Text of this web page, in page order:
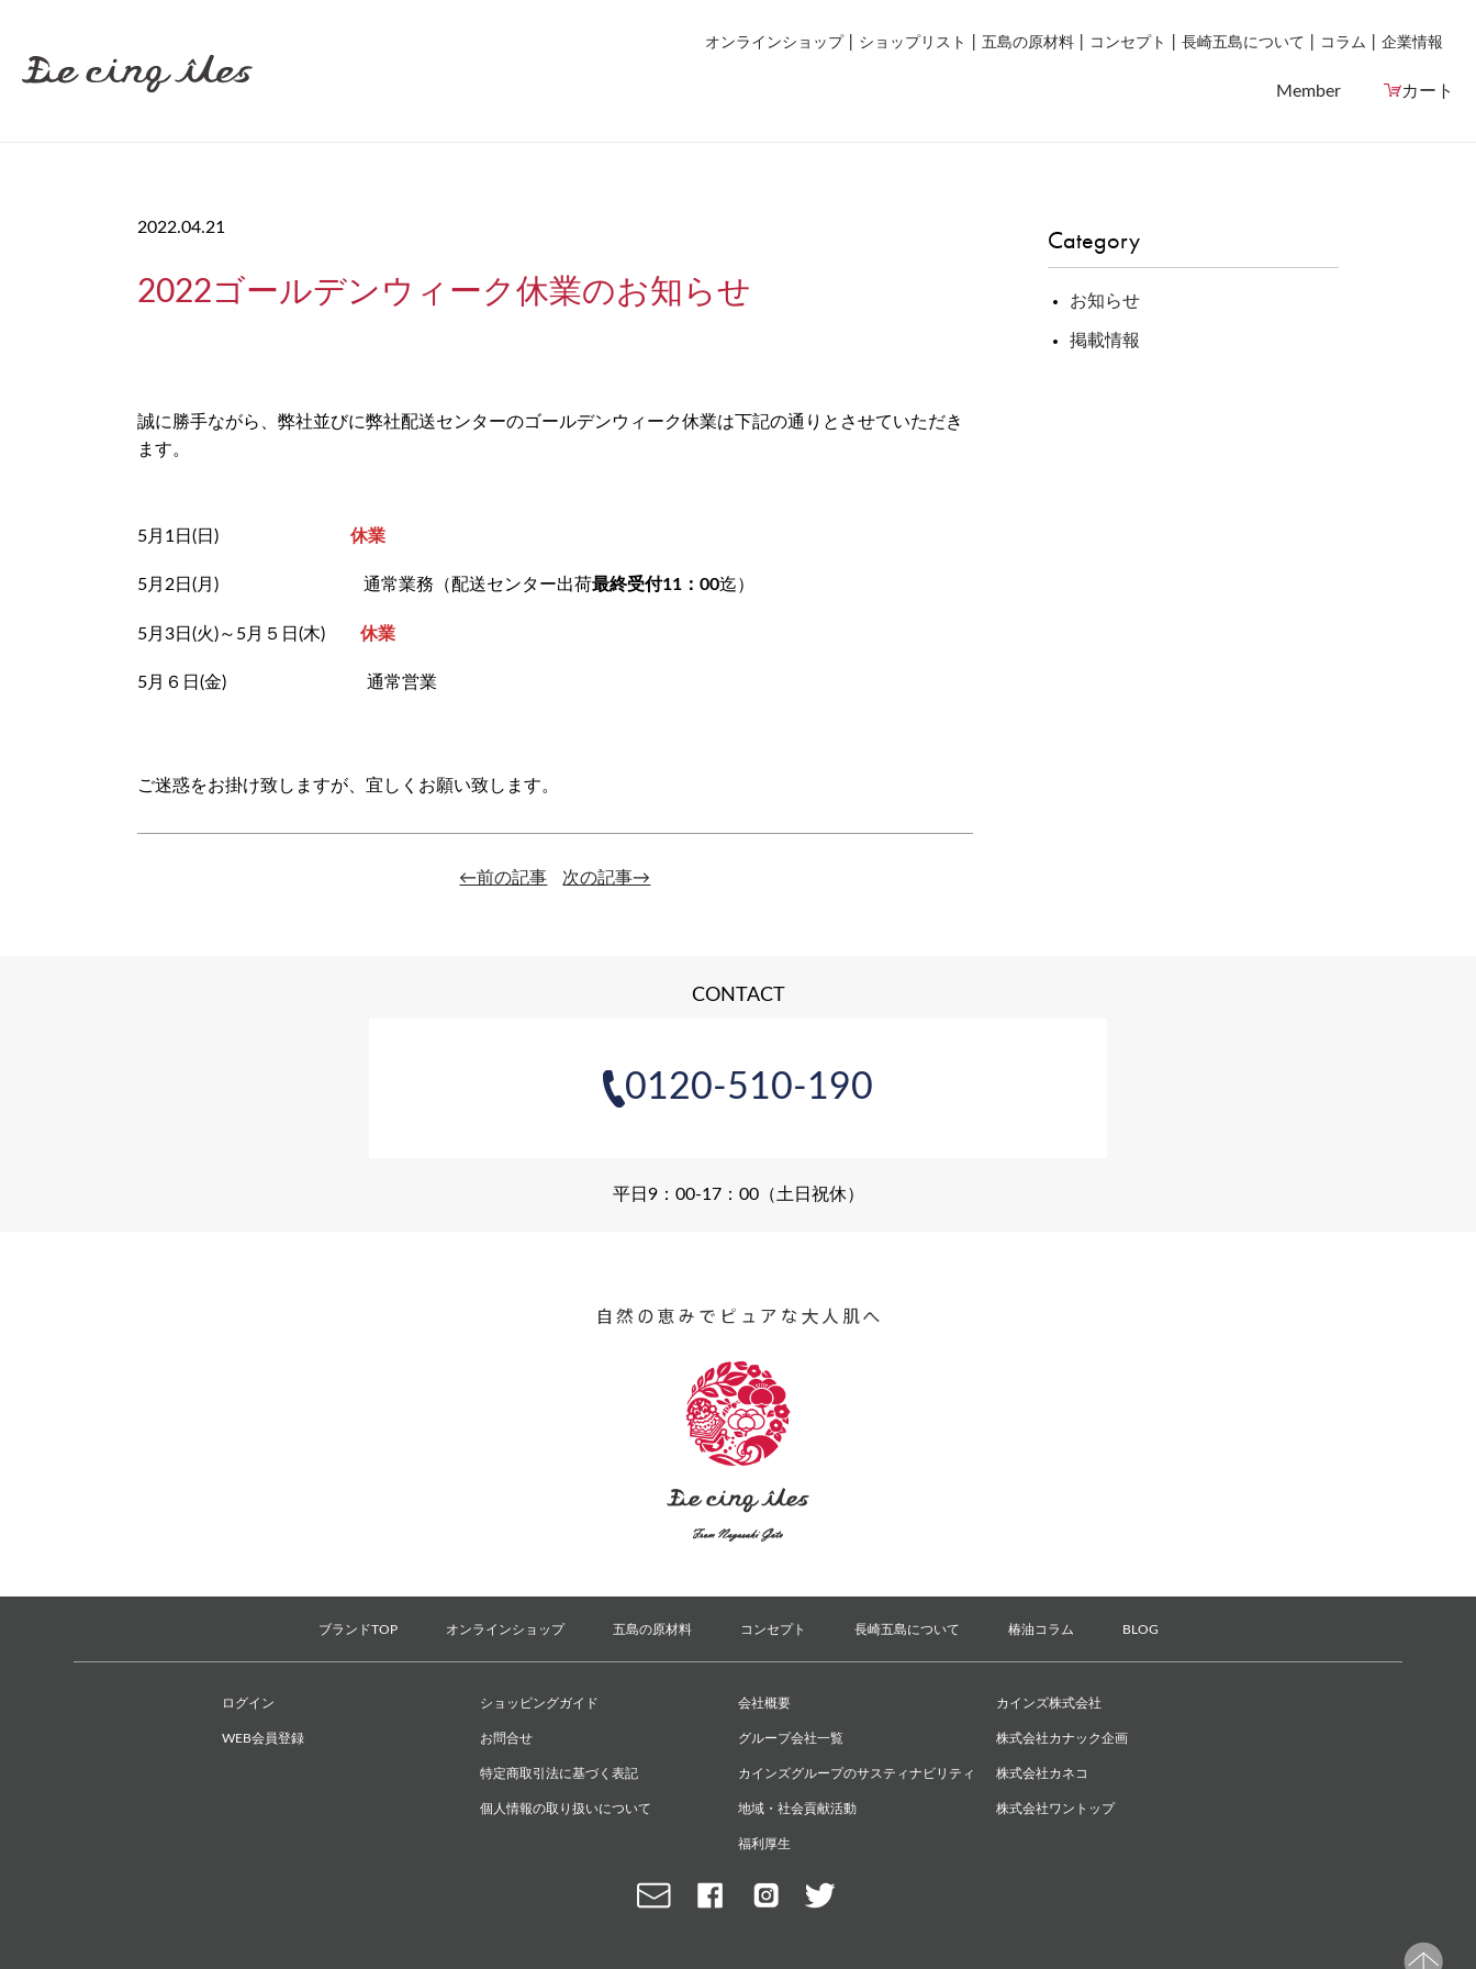
オンラインショップ ショップリスト 五島の原材料 コンセプト 長崎五島について コラム 企業情報
Member カート
2022.04.21
2022ゴールデンウィーク休業のお知らせ
誠に勝手ながら、弊社並びに弊社配送センターのゴールデンウィーク休業は下記の通りとさせていただき
ます。
5月1日(日) 休業
5月2日(月) 通常業務（配送センター出荷最終受付11：00迄）
5月3日(火)～5月５日(木) 休業
5月６日(金) 通常営業
ご迷惑をお掛け致しますが、宜しくお願い致します。
←前の記事 次の記事→
Category
お知らせ
掲載情報
CONTACT
0120-510-190
平日9：00-17：00（土日祝休）
ブランドTOP オンラインショップ 五島の原材料 コンセプト 長崎五島について 椿油コラム BLOG
ログイン
WEB会員登録
ショッピングガイド
お問合せ
特定商取引法に基づく表記
個人情報の取り扱いについて
会社概要
グループ会社一覧
カインズグループのサスティナビリティ
地域・社会貢献活動
福利厚生
カインズ株式会社
株式会社カナック企画
株式会社カネコ
株式会社ワントップ